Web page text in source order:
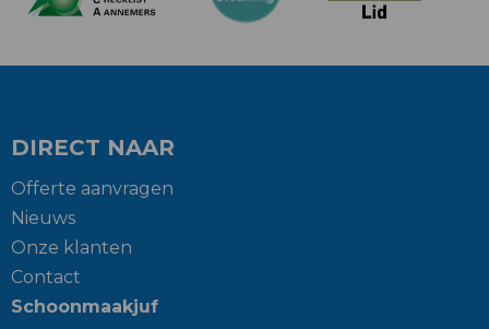
DIRECT NAAR
Offerte aanvragen
Nieuws
Onze klanten
Contact
Schoonmaakjuf